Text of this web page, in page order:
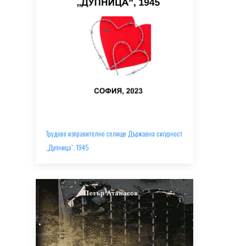
Трудово изправително селище Държавна сигурност
„Дупница“, 1945